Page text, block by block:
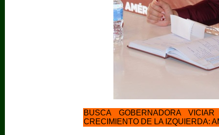
BUSCA GOBERNADORA
CRECIMIENTO DE LA IZQUIERDA: